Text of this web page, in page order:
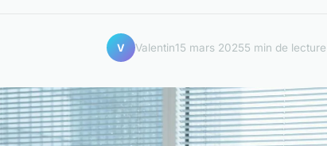
V Valentin15 mars 20255 min de lecture